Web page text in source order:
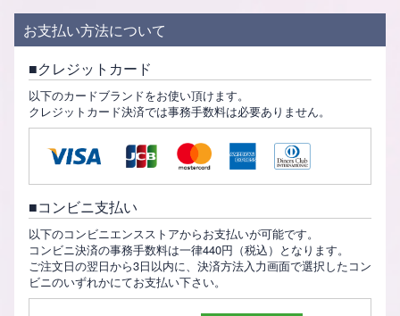
お支払い方法について
クレジットカード
以下のカードブランドをお使い頂けます。
クレジットカード決済では事務手数料は必要ありません。
コンビニ支払い
以下のコンビニエンスストアからお支払いが可能です。
コンビニ決済の事務手数料は一律440円（税込）となります。
ご注文日の翌日から3日以内に、決済方法入力画面で選択したコン
ビニのいずれかにてお支払い下さい。